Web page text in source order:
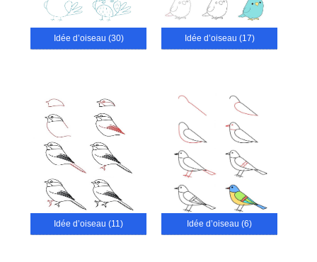
Idée d’oiseau (30) Idée d’oiseau (17)
Idée d’oiseau (11) Idée d’oiseau (6)